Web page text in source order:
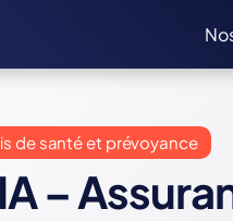
de santé et prévoyance
–